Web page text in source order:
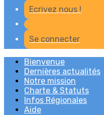
Ecrivez nous !
Se connecter
Bienvenue
Dernières actualités
Notre mission
Charte & Statuts
Infos Régionales
Aide